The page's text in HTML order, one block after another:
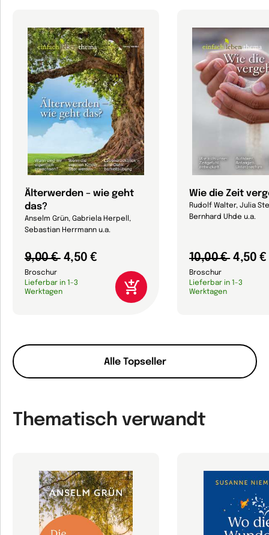
Alle Topseller
Älterwerden – wie geht
das?
Anselm Grün, Gabriela Herpell,
Sebastian Herrmann u.a.
9,00 € 4,50 €
Broschur
Lieferbar in 1-3
Werktagen
Wie die Zeit
Rudolf Walter, Julia
Bernhard Uhde u.a.
10,00 € 4,50 €
Broschur
Lieferbar in 1-3
Werktagen
Thematisch verwandt